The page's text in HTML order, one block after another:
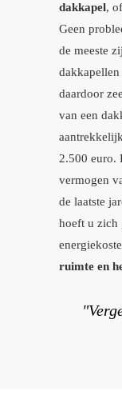
dakkapel,
Geen
de meeste
daardoor
van een
2.500 euro.
vermogen
de laatste
hoeft u zich
ruimte en